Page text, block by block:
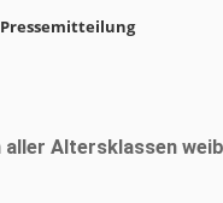
Pressemitteilung
Altersklassen